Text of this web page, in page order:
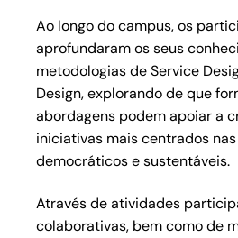
Ao longo do campus, os
aprofundaram os seus
metodologias de Service
Design, explorando de que
abordagens podem apoiar a
iniciativas mais centrados
democráticos e sustentáveis.
Através de atividades
colaborativas, bem como de